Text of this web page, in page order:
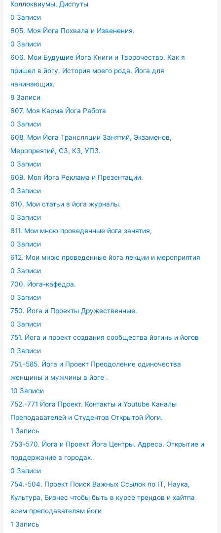
Коллоквиумы, Диспуты
0 Записи
605. Моя Йога Похвала и Извенения.
0 Записи
606. Мои Будущие Йога Книги и Творочество. Как я
пришел в йогу. История моего рода. Йога для
начинающих.
8 Записи
607. Моя Карма Йога Работа
0 Записи
608. Мои Йога Трансляции Занятий, Экзаменов,
Меропреятий, СЗ, КЗ, УПЗ.
0 Записи
609. Моя Йога Реклама и Презентации.
0 Записи
610. Мои статьи в йога журналы.
0 Записи
611. Мои мною проведенные йога занятия,
0 Записи
612. Мои мною проведенные йога лекции и мероприятия
0 Записи
700. Йога-кафедра.
0 Записи
750. Йога и Проекты Дружественные.
0 Записи
751. Йога и проект создания сообщества йогинь и йогов
0 Записи
751.-585. Йога и Проект Преодоление одиночества
женщины и мужчины в йоге .
10 Записи
752.-771 Йога Проект. Контакты и Youtube Каналы
Преподавателей и Студентов Открытой Йоги.
1 Запись
753-570. Йога и Проект Йога Центры. Адреса. Открытие и
поддержание в городах.
0 Записи
754.-504. Проект Поиск Важных Ссылок по IT, Наука,
Культура, Бизнес чтобы быть в курсе трендов и хайтпа
всем преподавателям йоги
1 Запись